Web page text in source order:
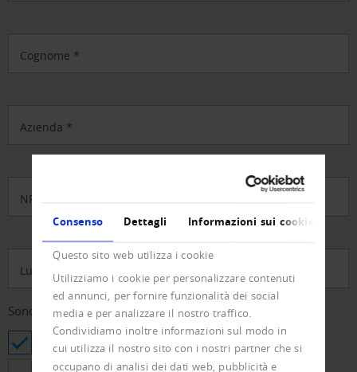
Consenso Dettagli Informazioni sui cookie
Questo sito web utilizza i cookie
Utilizziamo i cookie per personalizzare contenuti
ed annunci, per fornire funzionalità dei social
media e per analizzare il nostro traffico.
Condividiamo inoltre informazioni sul modo in
cui utilizza il nostro sito con i nostri partner che si
occupano di analisi dei dati web, pubblicità e
Cognome *
Azienda *
NPA della vostra azienda*
Luogo
Sono interessato a
Consultazione generale
Solvibilità